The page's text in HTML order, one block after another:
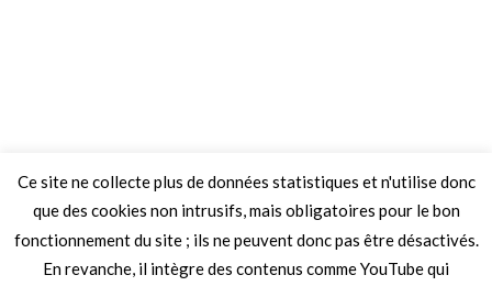
Ce site ne collecte plus de données statistiques et n'utilise donc
que des cookies non intrusifs, mais obligatoires pour le bon
fonctionnement du site ; ils ne peuvent donc pas être désactivés.
En revanche, il intègre des contenus comme YouTube qui